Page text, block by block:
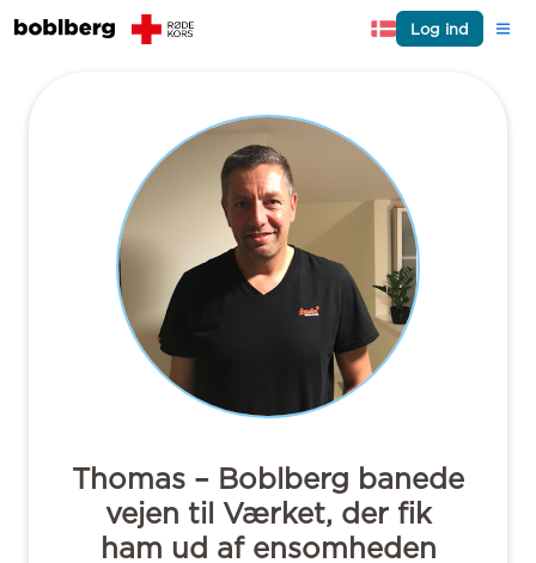
Log ind
Thomas – Boblberg banede
vejen til Værket, der fik
ham ud af ensomheden